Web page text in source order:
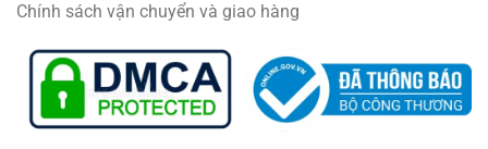
Chính sách vận chuyển và giao hàng